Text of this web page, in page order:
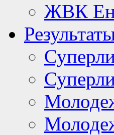
ЖВК